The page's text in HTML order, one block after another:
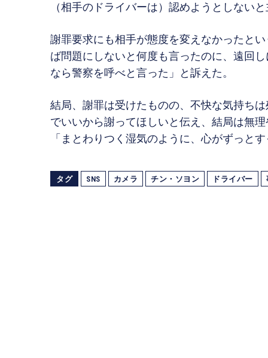
（相手のドライバーは）認めようとしない
謝罪要求にも相手が態度を変えなかったと
ば問題にしないと何度も言ったのに、遠回
なら警察を呼べと言った」と訴えた。
結局、謝罪は受けたものの、不快な気持ち
でいいから謝ってほしいと伝え、結局は無
「まとわりつく湿気のように、心がずっと
タグ SNS カメラ チン・ソヨン ドライバー